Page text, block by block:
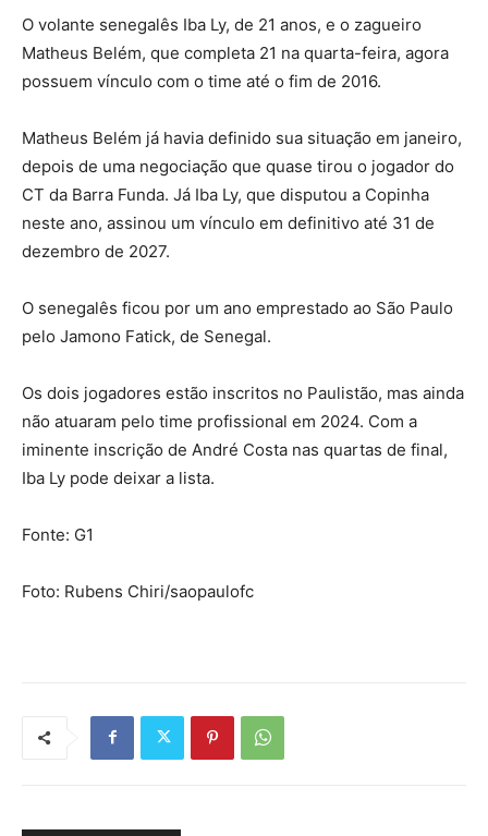
O volante senegalês Iba Ly, de 21 anos, e o zagueiro
Matheus Belém, que completa 21 na quarta-feira, agora
possuem vínculo com o time até o fim de 2016.
Matheus Belém já havia definido sua situação em janeiro,
depois de uma negociação que quase tirou o jogador do
CT da Barra Funda. Já Iba Ly, que disputou a Copinha
neste ano, assinou um vínculo em definitivo até 31 de
dezembro de 2027.
O senegalês ficou por um ano emprestado ao São Paulo
pelo Jamono Fatick, de Senegal.
Os dois jogadores estão inscritos no Paulistão, mas ainda
não atuaram pelo time profissional em 2024. Com a
iminente inscrição de André Costa nas quartas de final,
Iba Ly pode deixar a lista.
Fonte: G1
Foto: Rubens Chiri/saopaulofc